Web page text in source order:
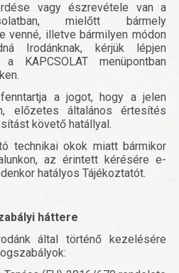
vagy észrevétele van a
mielőtt bármely
venné, illetve bármilyen módon
Irodánknak, kérjük lépjen
KAPCSOLAT menüpontban
fenntartja a jogot, hogy a jelen
előzetes általános értesítés
követő hatállyal.
technikai okok miatt bármikor
az érintett kérésére e-
hatályos Tájékoztatót.
háttere
által történő kezelésére